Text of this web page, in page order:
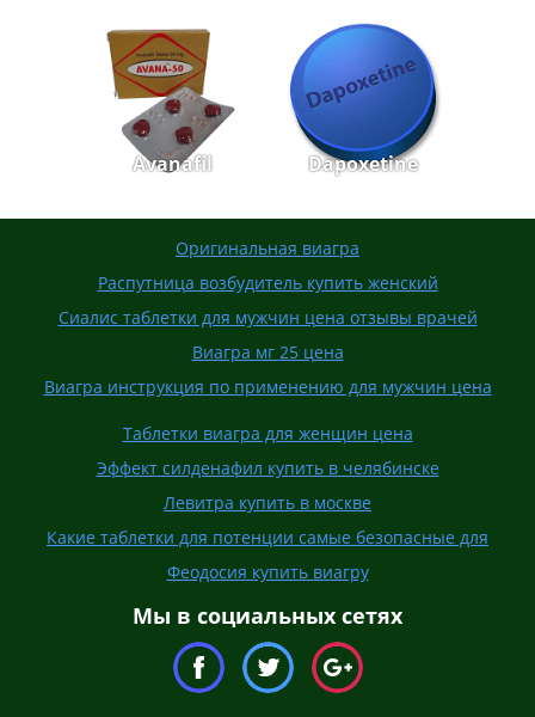
Avanafil Dapoxetine
Оригинальная виагра
Распутница возбудитель купить женский
Сиалис таблетки для мужчин цена отзывы врачей
Виагра мг 25 цена
Виагра инструкция по применению для мужчин цена
Таблетки виагра для женщин цена
Эффект силденафил купить в челябинске
Левитра купить в москве
Какие таблетки для потенции самые безопасные для
Феодосия купить виагру
Мы в социальных сетях